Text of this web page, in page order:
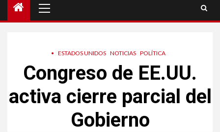
principal
• ESTADOS UNIDOS NOTICIAS POLÍTICA
Congreso de EE.UU.
activa cierre parcial del
Gobierno